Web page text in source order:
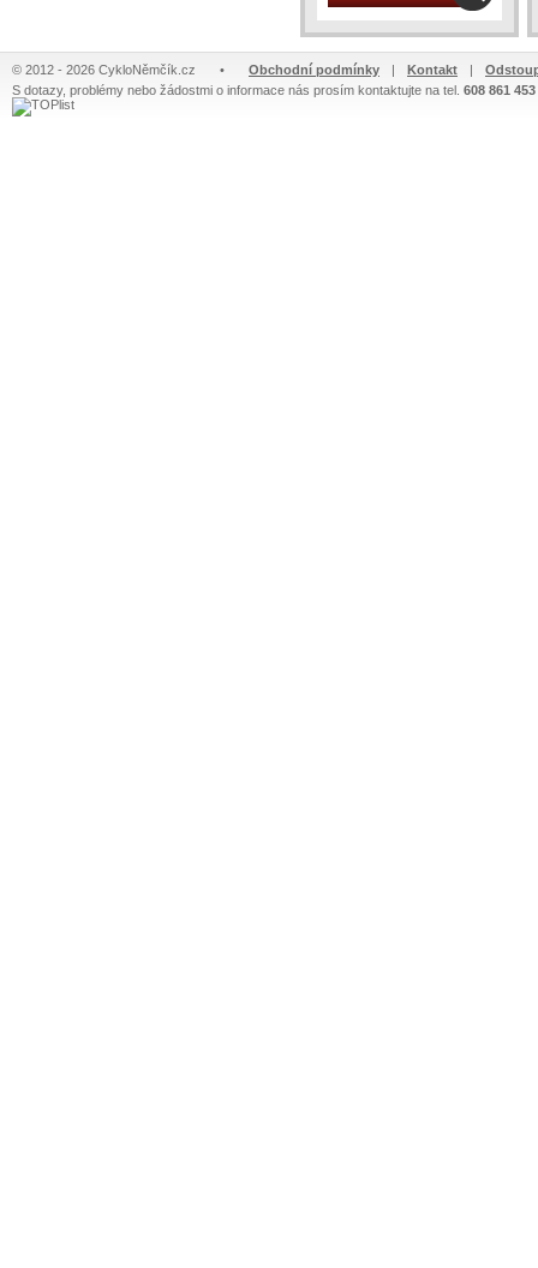
© 2012 - 2026 CykloNěmčík.cz • Obchodní podmínky | Kontakt |
S dotazy, problémy nebo žádostmi o informace nás prosím kontaktujte na tel. 608 861 453